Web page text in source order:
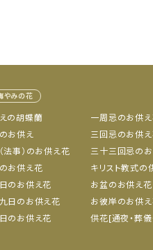
やみの花
の胡蝶蘭
お供え
法事）のお供え花
お供え花
のお供え花
日のお供え花
のお供え花
一周忌のお供
三回忌のお供
三十三回忌の
キリスト教式の
お盆のお供え花
お彼岸のお供
供花[通夜・葬儀